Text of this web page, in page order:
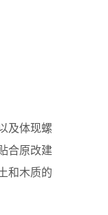
及体现螺
合原改建
和木质的